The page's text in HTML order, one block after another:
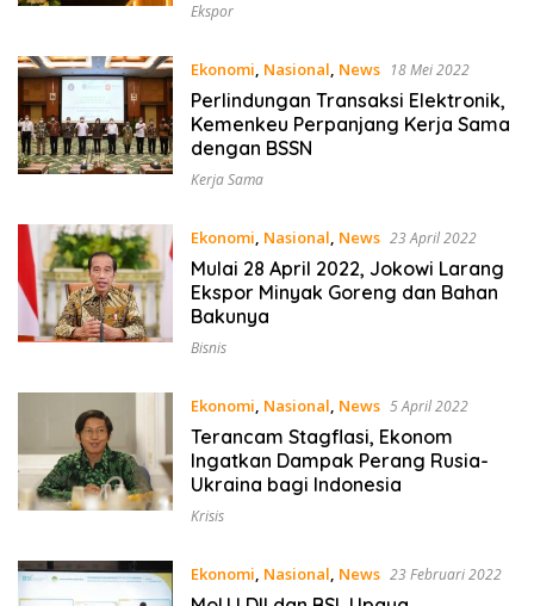
Ekspor
Ekonomi, Nasional, News 18 Mei 2022
Perlindungan Transaksi Elektronik,
Kemenkeu Perpanjang Kerja Sama
dengan BSSN
Kerja Sama
Ekonomi, Nasional, News 23 April 2022
Mulai 28 April 2022, Jokowi Larang
Ekspor Minyak Goreng dan Bahan
Bakunya
Bisnis
Ekonomi, Nasional, News 5 April 2022
Terancam Stagflasi, Ekonom
Ingatkan Dampak Perang Rusia-
Ukraina bagi Indonesia
Krisis
Ekonomi, Nasional, News 23 Februari 2022